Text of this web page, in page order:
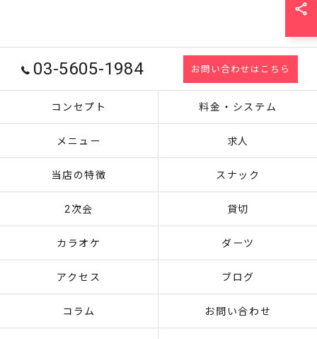
03-5605-1984 お問い合わせはこちら
コンセプト 料金・システム
メニュー 求人
当店の特徴 スナック
2次会 貸切
カラオケ ダーツ
アクセス ブログ
コラム お問い合わせ